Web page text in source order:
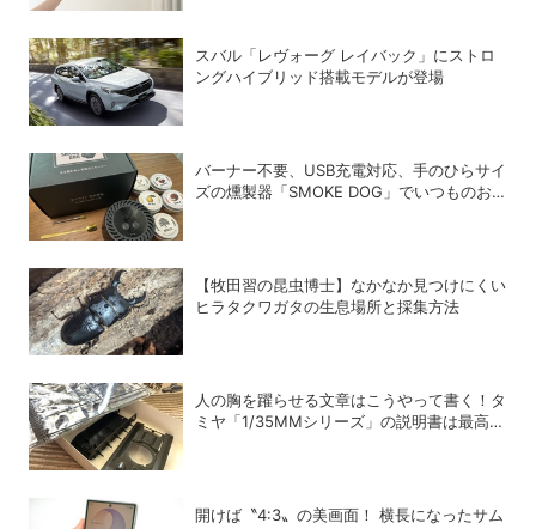
スバル「レヴォーグ レイバック」にストロ
ングハイブリッド搭載モデルが登場
バーナー不要、USB充電対応、手のひらサイ
ズの燻製器「SMOKE DOG」でいつものお
【牧田習の昆虫博士】なかなか見つけにくい
ヒラタクワガタの生息場所と採集方法
人の胸を躍らせる文章はこうやって書く！タ
ミヤ「1/35MMシリーズ」の説明書は最高の
開けば〝4:3〟の美画面！ 横長になったサム